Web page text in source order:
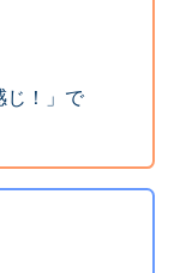
じ！」で